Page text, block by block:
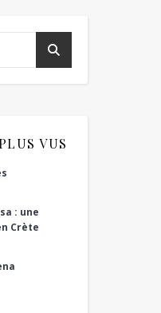
VUS
: une
Crète